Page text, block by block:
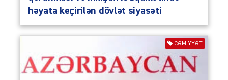
həyata keçirilən dövlət siyasəti
CƏMIYYƏT